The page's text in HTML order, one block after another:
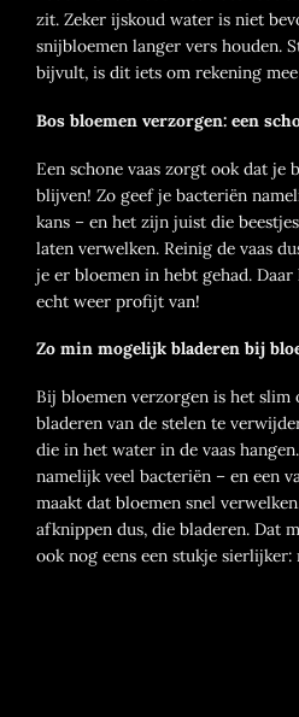
zit. Zeker ijskoud water is niet
snijbloemen langer vers houden.
bijvult, is dit iets om rekening
Bos bloemen verzorgen: een
Een schone vaas zorgt ook dat je
blijven! Zo geef je bacteriën
kans – en het zijn juist die
laten verwelken. Reinig de vaas
je er bloemen in hebt gehad.
echt weer profijt van!
Zo min mogelijk bladeren bij
Bij bloemen verzorgen is het slim
bladeren van de stelen te
die in het water in de vaas
namelijk veel bacteriën – en een
maakt dat bloemen snel
afknippen dus, die bladeren. Dat
ook nog eens een stukje sierlijker: